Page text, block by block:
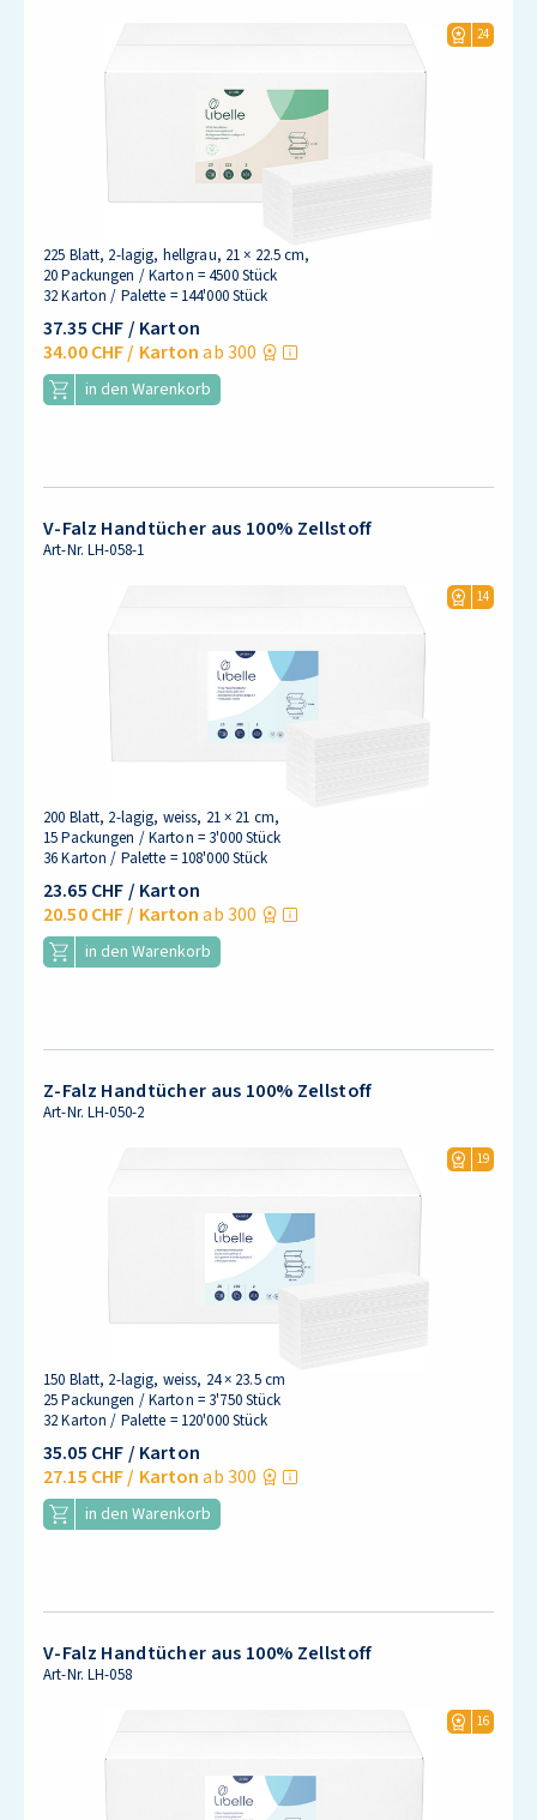
24
225 Blatt, 2-lagig, hellgrau, 21 × 22.5 cm,
20 Packungen / Karton = 4500 Stück
32 Karton / Palette = 144'000 Stück
37.35 CHF/ Karton
34.00 CHF/ Karton ab 300
in den Warenkorb
V-Falz Handtücher aus 100% Zellstoff
Art-Nr.LH-058-1
14
200 Blatt, 2-lagig, weiss, 21 × 21 cm,
15 Packungen / Karton = 3'000 Stück
36 Karton / Palette = 108'000 Stück
23.65 CHF/ Karton
20.50 CHF/ Karton ab 300
in den Warenkorb
Z-Falz Handtücher aus 100% Zellstoff
Art-Nr.LH-050-2
19
150 Blatt, 2-lagig, weiss, 24 × 23.5 cm
25 Packungen / Karton = 3'750 Stück
32 Karton / Palette = 120'000 Stück
35.05 CHF/ Karton
27.15 CHF/ Karton ab 300
in den Warenkorb
V-Falz Handtücher aus 100% Zellstoff
Art-Nr.LH-058
16